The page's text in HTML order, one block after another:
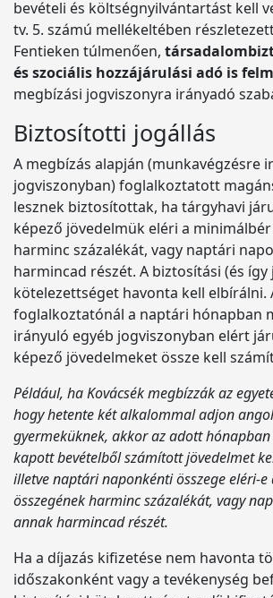
bevételi és költségnyilvántartást kell
tv. 5. számú mellékeltében
Fentieken túlmenően,
és szociális hozzájárulási adó is
megbízási jogviszonyra irányadó
Biztosítotti jogállás
A megbízás alapján (munkavégzésre
jogviszonyban) foglalkoztatott
lesznek biztosítottak, ha tárgyhavi
képező jövedelmük eléri a
harminc százalékát, vagy naptári
harmincad részét. A biztosítási (és
kötelezettséget havonta kell elbírálni.
foglalkoztatónál a naptári hónapban
irányuló egyéb jogviszonyban elért
képező jövedelmeket össze kell
Például, ha Kovácsék megbízzák az
hogy hetente két alkalommal adjon
gyermeküknek, akkor az adott hónapban
kapott bevételből számított jövedelmet
illetve naptári naponkénti összege eléri-
összegének harminc százalékát, vagy
annak harmincad részét.
Ha a díjazás kifizetése nem havonta
időszakonként vagy a tevékenység